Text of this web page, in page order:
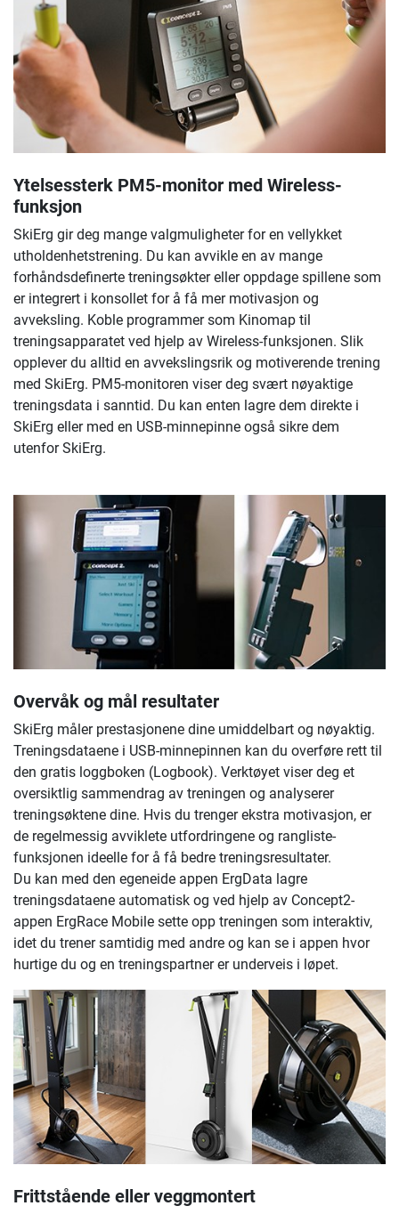
Ytelsessterk PM5-monitor med Wireless-
funksjon
SkiErg gir deg mange valgmuligheter for en vellykket
utholdenhetstrening. Du kan avvikle en av mange
forhåndsdefinerte treningsøkter eller oppdage spillene som
er integrert i konsollet for å få mer motivasjon og
avveksling. Koble programmer som Kinomap til
treningsapparatet ved hjelp av Wireless-funksjonen. Slik
opplever du alltid en avvekslingsrik og motiverende trening
med SkiErg. PM5-monitoren viser deg svært nøyaktige
treningsdata i sanntid. Du kan enten lagre dem direkte i
SkiErg eller med en USB-minnepinne også sikre dem
utenfor SkiErg.
Overvåk og mål resultater
SkiErg måler prestasjonene dine umiddelbart og nøyaktig.
Treningsdataene i USB-minnepinnen kan du overføre rett til
den gratis loggboken (Logbook). Verktøyet viser deg et
oversiktlig sammendrag av treningen og analyserer
treningsøktene dine. Hvis du trenger ekstra motivasjon, er
de regelmessig avviklete utfordringene og rangliste-
funksjonen ideelle for å få bedre treningsresultater.
Du kan med den egeneide appen ErgData lagre
treningsdataene automatisk og ved hjelp av Concept2-
appen ErgRace Mobile sette opp treningen som interaktiv,
idet du trener samtidig med andre og kan se i appen hvor
hurtige du og en treningspartner er underveis i løpet.
Frittstående eller veggmontert